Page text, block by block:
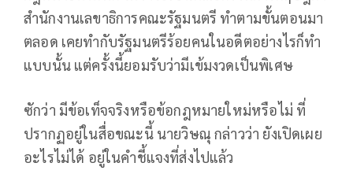
สำนักงานเลขาธิการคณะรัฐมนตรี ทำตามขั้นตอนมา
ตลอด เคยทำกับรัฐมนตรีร้อยคนในอดีตอย่างไรก็ทำ
แบบนั้น แต่ครั้งนี้ยอมรับว่ามีเข้มงวดเป็นพิเศษ
ซักว่า มีข้อเท็จจริงหรือข้อกฎหมายใหม่หรือไม่ ที่
ปรากฏอยู่ในสื่อขณะนี้ นายวิษณุ กล่าวว่า ยังเปิดเผย
อะไรไม่ได้ อยู่ในคำชี้แจงที่ส่งไปแล้ว